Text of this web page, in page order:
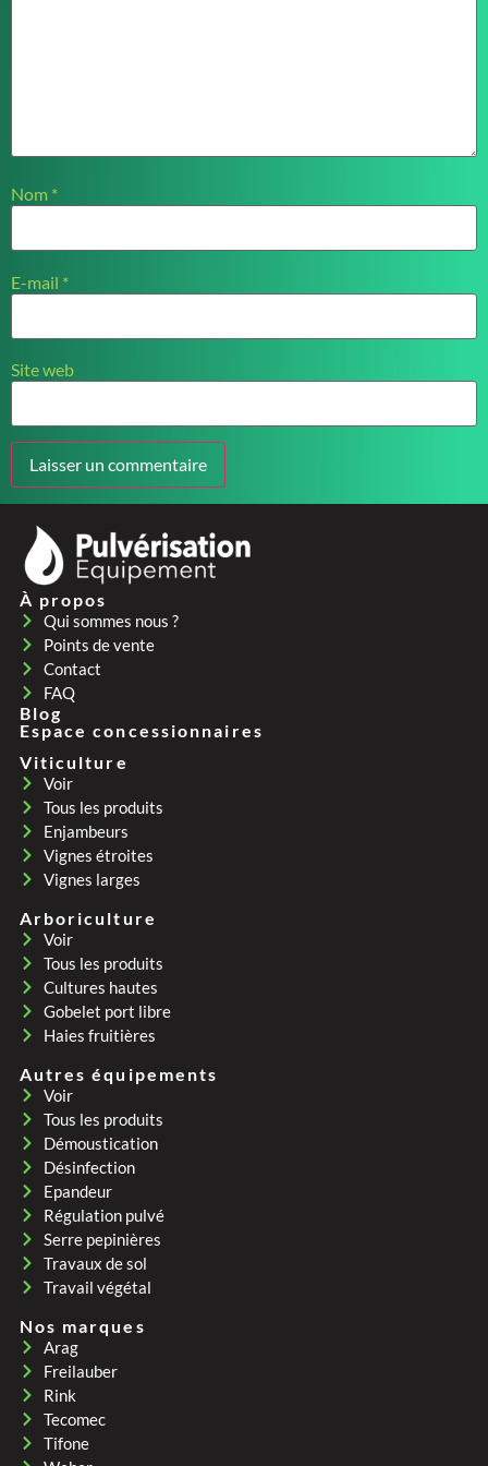
Nom *
E-mail *
Site web
À propos
Qui sommes nous ?
Points de vente
Contact
FAQ
Blog
Espace concessionnaires
Viticulture
Voir
Tous les produits
Enjambeurs
Vignes étroites
Vignes larges
Arboriculture
Voir
Tous les produits
Cultures hautes
Gobelet port libre
Haies fruitières
Autres équipements
Voir
Tous les produits
Démoustication
Désinfection
Epandeur
Régulation pulvé
Serre pepinières
Travaux de sol
Travail végétal
Nos marques
Arag
Freilauber
Rink
Tecomec
Tifone